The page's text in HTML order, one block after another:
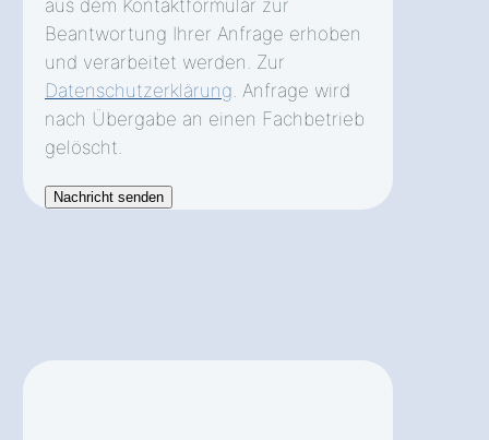
aus dem Kontaktformular zur
Beantwortung Ihrer Anfrage erhoben
und verarbeitet werden. Zur
Datenschutzerklärung . Anfrage wird
nach Übergabe an einen Fachbetrieb
gelöscht.